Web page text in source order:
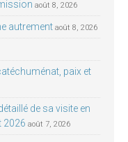
août 8, 2026
autrement août 8, 2026
paix et
de sa visite en
2026 août 7, 2026